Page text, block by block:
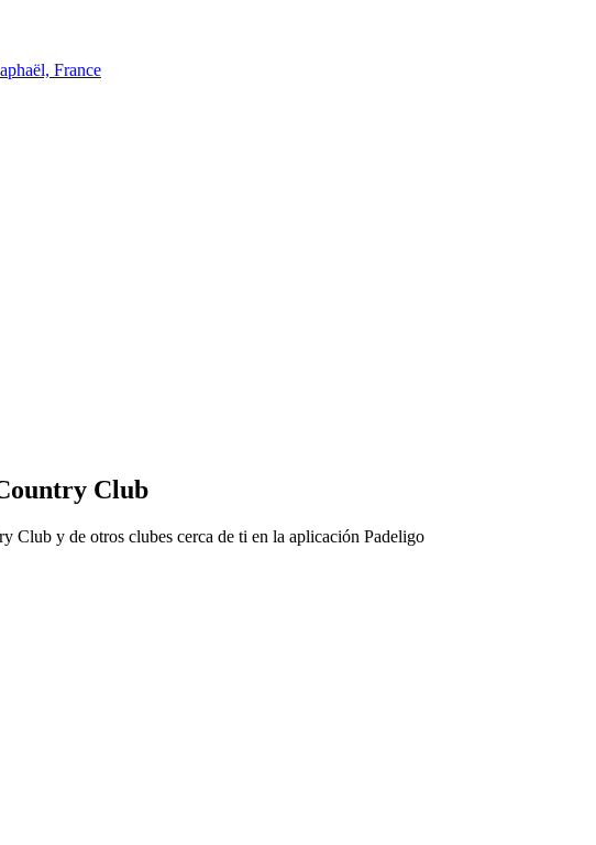
France
Club
Club y de otros clubes cerca de ti en la aplicación Padeligo